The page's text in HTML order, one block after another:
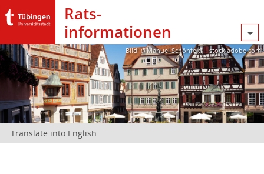
Rats­
informationen
Bild: @Manuel Schönfeld – stock.adobe.com
Translate into English